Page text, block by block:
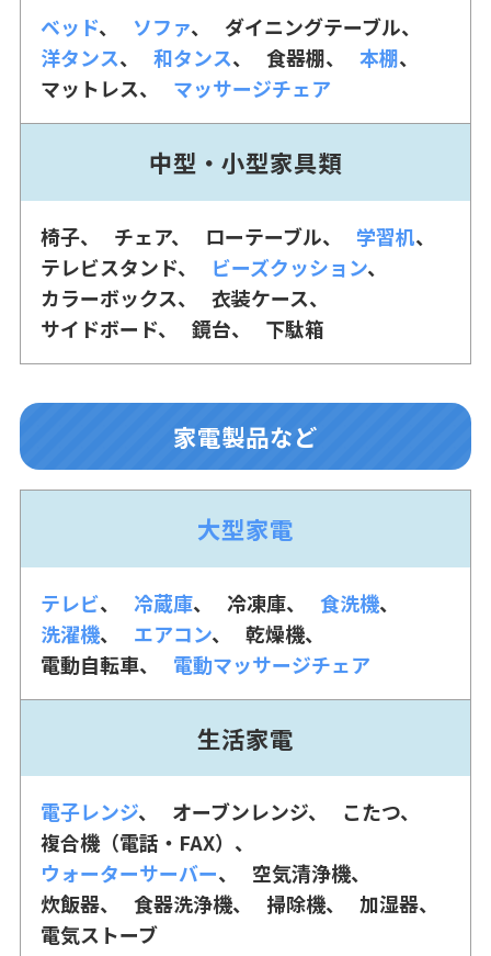
ベッド ソファ
ダイニングテーブル
洋タンス
和タンス 食器棚
本棚
マットレス
マッサージチェア
中型・小型家具類
椅子 チェア ローテーブル
学習机
テレビスタンド
ビーズクッション
カラーボックス
衣装ケース
サイドボード
鏡台 下駄箱
家電製品など
大型家電
テレビ 冷蔵庫 冷凍庫
食洗機
洗濯機
エアコン
乾燥機
電動自転車
電動マッサージチェア
生活家電
電子レンジ オーブンレンジ
こたつ
複合機（電話・FAX）
ウォーターサーバー
空気清浄機
炊飯器
食器洗浄機 掃除機
加湿器
電気ストーブ